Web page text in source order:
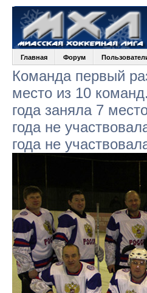
Главная Форум
Команда первый
место из 10
года заняла 7
года не
года не